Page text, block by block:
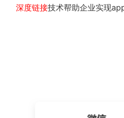
深度链接技术帮助企业实现